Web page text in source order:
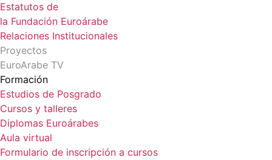
Estatutos de
la Fundación Euroárabe
Relaciones Institucionales
Proyectos
EuroArabe TV
Formación
Estudios de Posgrado
Cursos y talleres
Diplomas Euroárabes
Aula virtual
Formulario de inscripción a cursos